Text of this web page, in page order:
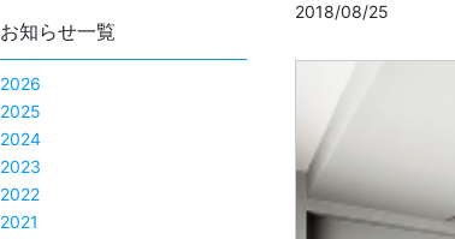
お知らせ一覧
2026
2025
2024
2023
2022
2021
2018/08/25